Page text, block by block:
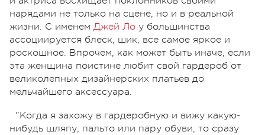
нарядами не только на сцене, но и в реальной
жизни. С именем Джей Ло у большинства
ассоциируется блеск, шик, все самое яркое и
роскошное. Впрочем, как может быть иначе, если
эта женщина поистине любит свой гардероб от
великолепных дизайнерских платьев до
мельчайшего аксессуара.
"Когда я захожу в гардеробную и вижу какую-
нибудь шляпу, пальто или пару обуви, то сразу